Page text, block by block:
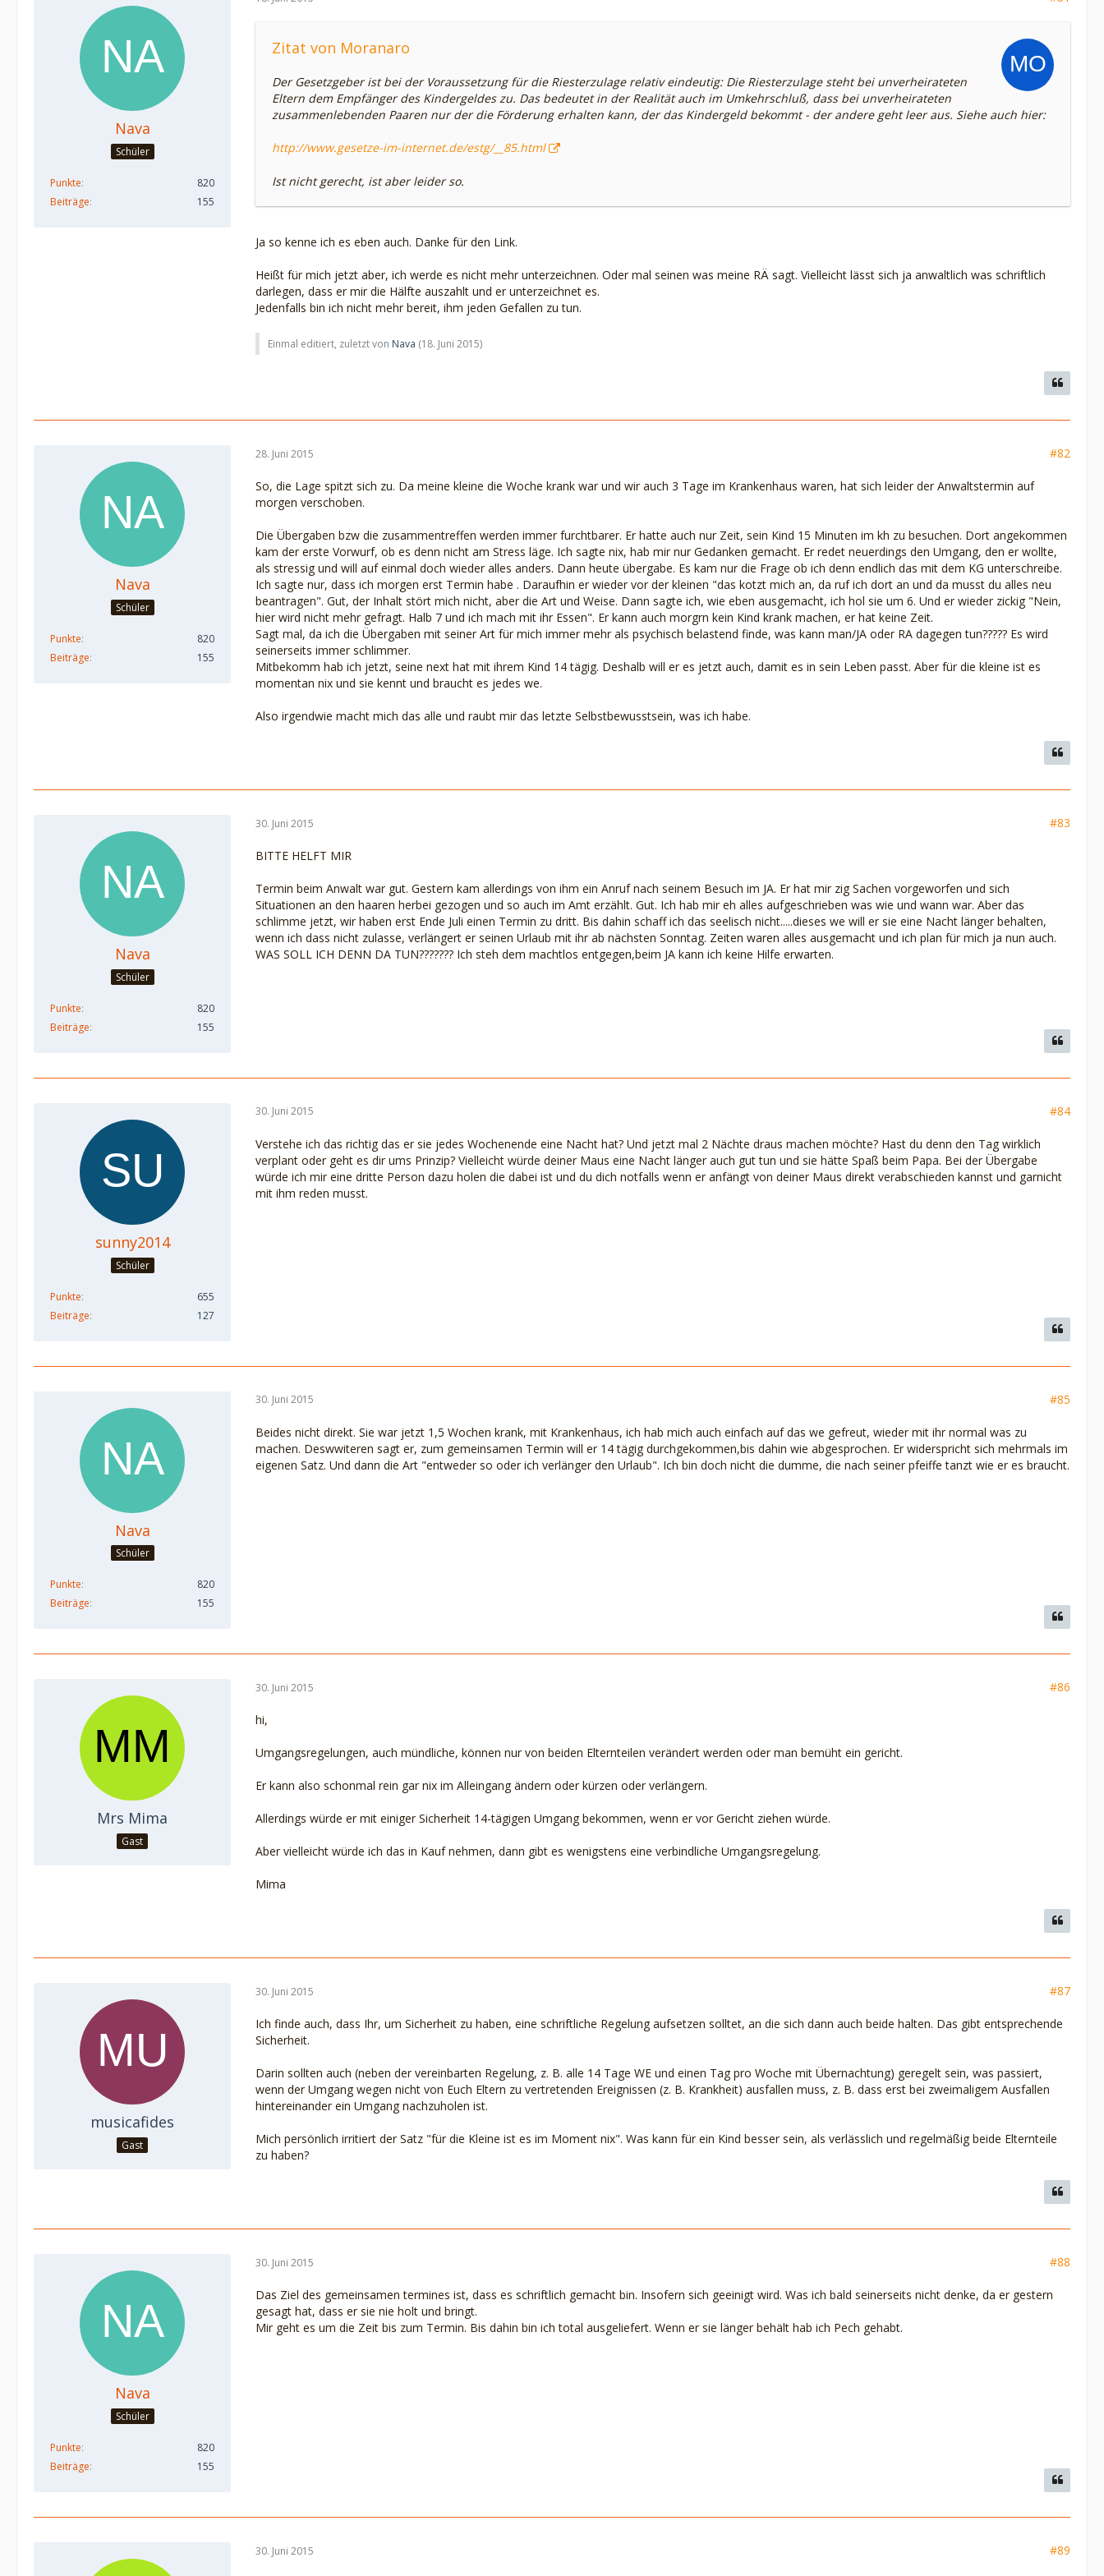
Nava
Schüler
Punkte
820
Beiträge
155
Zitat von Moranaro
Der Gesetzgeber ist bei der Voraussetzung für die Riesterzulage relativ eindeutig: Die Riesterzulage steht bei unverheirateten
Eltern dem Empfänger des Kindergeldes zu. Das bedeutet in der Realität auch im Umkehrschluß, dass bei unverheirateten
zusammenlebenden Paaren nur der die Förderung erhalten kann, der das Kindergeld bekommt - der andere geht leer aus. Siehe auch hier:
http://www.gesetze-im-internet.de/estg/__85.html
Ist nicht gerecht, ist aber leider so.
Ja so kenne ich es eben auch. Danke für den Link.
Heißt für mich jetzt aber, ich werde es nicht mehr unterzeichnen. Oder mal seinen was meine RÄ sagt. Vielleicht lässt sich ja anwaltlich was schriftlich
darlegen, dass er mir die Hälfte auszahlt und er unterzeichnet es.
Jedenfalls bin ich nicht mehr bereit, ihm jeden Gefallen zu tun.
Einmal editiert, zuletzt von Nava (18. Juni 2015)
Nava
Schüler
Punkte
820
Beiträge
155
28. Juni 2015 #82
So, die Lage spitzt sich zu. Da meine kleine die Woche krank war und wir auch 3 Tage im Krankenhaus waren, hat sich leider der Anwaltstermin auf
morgen verschoben.
Die Übergaben bzw die zusammentreffen werden immer furchtbarer. Er hatte auch nur Zeit, sein Kind 15 Minuten im kh zu besuchen. Dort angekommen
kam der erste Vorwurf, ob es denn nicht am Stress läge. Ich sagte nix, hab mir nur Gedanken gemacht. Er redet neuerdings den Umgang, den er wollte,
als stressig und will auf einmal doch wieder alles anders. Dann heute übergabe. Es kam nur die Frage ob ich denn endlich das mit dem KG unterschreibe.
Ich sagte nur, dass ich morgen erst Termin habe . Daraufhin er wieder vor der kleinen "das kotzt mich an, da ruf ich dort an und da musst du alles neu
beantragen". Gut, der Inhalt stört mich nicht, aber die Art und Weise. Dann sagte ich, wie eben ausgemacht, ich hol sie um 6. Und er wieder zickig "Nein,
hier wird nicht mehr gefragt. Halb 7 und ich mach mit ihr Essen". Er kann auch morgrn kein Kind krank machen, er hat keine Zeit.
Sagt mal, da ich die Übergaben mit seiner Art für mich immer mehr als psychisch belastend finde, was kann man/JA oder RA dagegen tun????? Es wird
seinerseits immer schlimmer.
Mitbekomm hab ich jetzt, seine next hat mit ihrem Kind 14 tägig. Deshalb will er es jetzt auch, damit es in sein Leben passt. Aber für die kleine ist es
momentan nix und sie kennt und braucht es jedes we.
Also irgendwie macht mich das alle und raubt mir das letzte Selbstbewusstsein, was ich habe.
Nava
Schüler
Punkte
820
Beiträge
155
30. Juni 2015 #83
BITTE HELFT MIR
Termin beim Anwalt war gut. Gestern kam allerdings von ihm ein Anruf nach seinem Besuch im JA. Er hat mir zig Sachen vorgeworfen und sich
Situationen an den haaren herbei gezogen und so auch im Amt erzählt. Gut. Ich hab mir eh alles aufgeschrieben was wie und wann war. Aber das
schlimme jetzt, wir haben erst Ende Juli einen Termin zu dritt. Bis dahin schaff ich das seelisch nicht.....dieses we will er sie eine Nacht länger behalten,
wenn ich dass nicht zulasse, verlängert er seinen Urlaub mit ihr ab nächsten Sonntag. Zeiten waren alles ausgemacht und ich plan für mich ja nun auch.
WAS SOLL ICH DENN DA TUN??????? Ich steh dem machtlos entgegen,beim JA kann ich keine Hilfe erwarten.
sunny2014
Schüler
Punkte
655
Beiträge
127
30. Juni 2015 #84
Verstehe ich das richtig das er sie jedes Wochenende eine Nacht hat? Und jetzt mal 2 Nächte draus machen möchte? Hast du denn den Tag wirklich
verplant oder geht es dir ums Prinzip? Vielleicht würde deiner Maus eine Nacht länger auch gut tun und sie hätte Spaß beim Papa. Bei der Übergabe
würde ich mir eine dritte Person dazu holen die dabei ist und du dich notfalls wenn er anfängt von deiner Maus direkt verabschieden kannst und garnicht
mit ihm reden musst.
Nava
Schüler
Punkte
820
Beiträge
155
30. Juni 2015 #85
Beides nicht direkt. Sie war jetzt 1,5 Wochen krank, mit Krankenhaus, ich hab mich auch einfach auf das we gefreut, wieder mit ihr normal was zu
machen. Deswwiteren sagt er, zum gemeinsamen Termin will er 14 tägig durchgekommen,bis dahin wie abgesprochen. Er widerspricht sich mehrmals im
eigenen Satz. Und dann die Art "entweder so oder ich verlänger den Urlaub". Ich bin doch nicht die dumme, die nach seiner pfeiffe tanzt wie er es braucht.
Mrs Mima
Gast
30. Juni 2015 #86
hi,
Umgangsregelungen, auch mündliche, können nur von beiden Elternteilen verändert werden oder man bemüht ein gericht.
Er kann also schonmal rein gar nix im Alleingang ändern oder kürzen oder verlängern.
Allerdings würde er mit einiger Sicherheit 14-tägigen Umgang bekommen, wenn er vor Gericht ziehen würde.
Aber vielleicht würde ich das in Kauf nehmen, dann gibt es wenigstens eine verbindliche Umgangsregelung.
Mima
musicafides
Gast
30. Juni 2015 #87
Ich finde auch, dass Ihr, um Sicherheit zu haben, eine schriftliche Regelung aufsetzen solltet, an die sich dann auch beide halten. Das gibt entsprechende
Sicherheit.
Darin sollten auch (neben der vereinbarten Regelung, z. B. alle 14 Tage WE und einen Tag pro Woche mit Übernachtung) geregelt sein, was passiert,
wenn der Umgang wegen nicht von Euch Eltern zu vertretenden Ereignissen (z. B. Krankheit) ausfallen muss, z. B. dass erst bei zweimaligem Ausfallen
hintereinander ein Umgang nachzuholen ist.
Mich persönlich irritiert der Satz "für die Kleine ist es im Moment nix". Was kann für ein Kind besser sein, als verlässlich und regelmäßig beide Elternteile
zu haben?
Nava
Schüler
Punkte
820
Beiträge
155
30. Juni 2015 #88
Das Ziel des gemeinsamen termines ist, dass es schriftlich gemacht bin. Insofern sich geeinigt wird. Was ich bald seinerseits nicht denke, da er gestern
gesagt hat, dass er sie nie holt und bringt.
Mir geht es um die Zeit bis zum Termin. Bis dahin bin ich total ausgeliefert. Wenn er sie länger behält hab ich Pech gehabt.
30. Juni 2015 #89